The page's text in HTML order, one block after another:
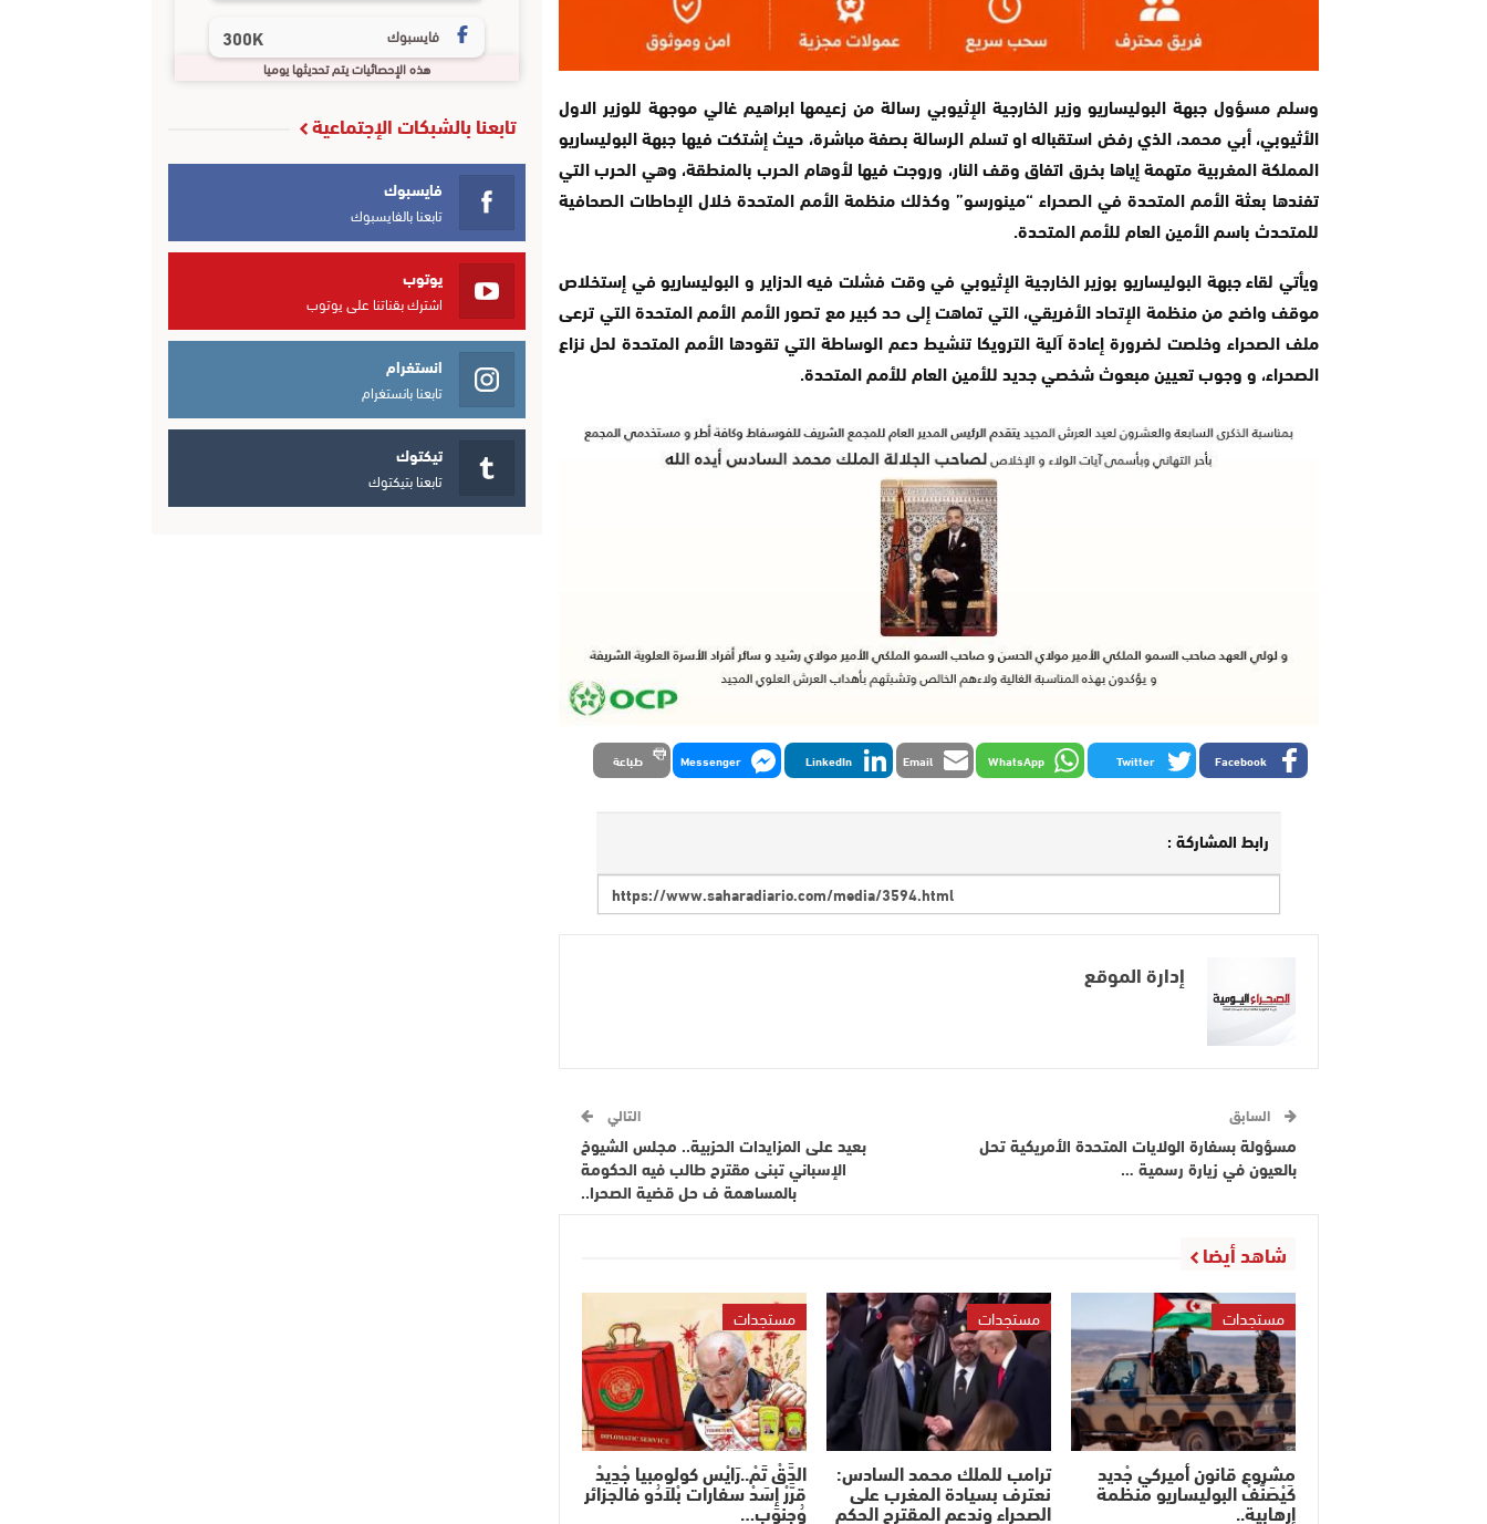
وسلم مسؤول جبهة البوليساريو وزير الخارجية الإثيوبي رسالة من زعيمها ابراهيم غالي موجهة للوزير الاول
الأثيوبي، أبي محمد، الذي رفض استقباله او تسلم الرسالة بصفة مباشرة، حيث إشتكت فيها جبهة البوليساريو
المملكة المغربية متهمة إياها بخرق اتفاق وقف النار، وروجت فيها لأوهام الحرب بالمنطقة، وهي الحرب التي
تفندها بعثة الأمم المتحدة في الصحراء “مينورسو” وكذلك منظمة الأمم المتحدة خلال الإحاطات الصحافية
للمتحدث باسم الأمين العام للأمم المتحدة.
ويأتي لقاء جبهة البوليساريو بوزير الخارجية الإثيوبي في وقت فشلت فيه الدزاير و البوليساريو في إستخلاص
موقف واضح من منظمة الإتحاد الأفريقي، التي تماهت إلى حد كبير مع تصور الأمم الأمم المتحدة التي ترعى
ملف الصحراء وخلصت لضرورة إعادة آلية الترويكا تنشيط دعم الوساطة التي تقودها الأمم المتحدة لحل نزاع
الصحراء، و وجوب تعيين مبعوث شخصي جديد للأمين العام للأمم المتحدة.
Facebook
Twitter
WhatsApp
Email
LinkedIn
Messenger طباعة
رابط المشاركة :
إدارة الموقع
السابق
مسؤولة بسفارة الولايات المتحدة الأمريكية تحل
بالعيون في زيارة رسمية …
التالي
بعيد على المزايدات الحزبية.. مجلس الشيوخ
الإسباني تبنى مقترح طالب فيه الحكومة
بالمساهمة ف حل قضية الصحرا..
شاهد أيضا
مستجدات
مشروع قانون أميركي جْديد
كَيْصَنَّفْ البوليساريو منظمة
إرهابية..
مستجدات
ترامب للملك محمد السادس:
نعترف بسيادة المغرب على
الصحراء وندعم المقترح الحكم
مستجدات
الدَّقْ تَمْ..رَايْس كولومبيا جْدِيدْ
قرَّرْ إِسَدْ سفارات بْلاَدُو فالجزائر
وُجنوب…
فايسبوك 300K
هذه الإحصائيات يتم تحديثها يوميا
تابعنا بالشبكات الإجتماعية
فايسبوك
تابعنا بالفايسبوك
يوتوب
اشترك بقناتنا على يوتوب
انستغرام
تابعنا بانستغرام
تيكتوك
تابعنا بتيكتوك